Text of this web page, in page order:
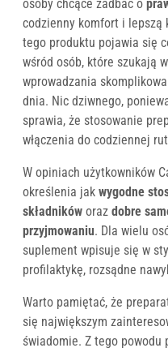
osoby chcące zadbać o
codzienny komfort i lepszą
tego produktu pojawia się
wśród osób, które szukają
wprowadzania
dnia. Nic dziwnego,
sprawia, że stosowanie
włączenia do codziennej
W opiniach użytkowników
określenia jak wygodne
składników oraz dobre
przyjmowaniu. Dla wielu
suplement wpisuje się w
profilaktykę, rozsądne
Warto pamiętać, że
się największym
świadomie. Z tego powodu